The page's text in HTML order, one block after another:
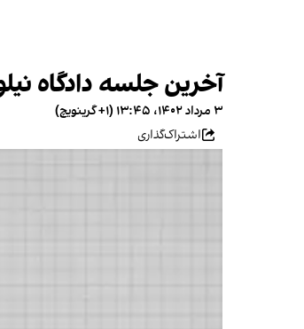
آخرین جلسه دادگاه
۳ مرداد ۱۴۰۲، ۱۳:۴۵ (‎+۱ گرینویچ)
اشتراک‌گذاری